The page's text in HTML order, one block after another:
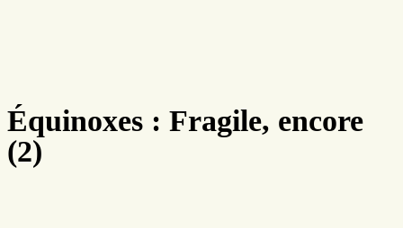
Équinoxes : Fragile, encore
(2)